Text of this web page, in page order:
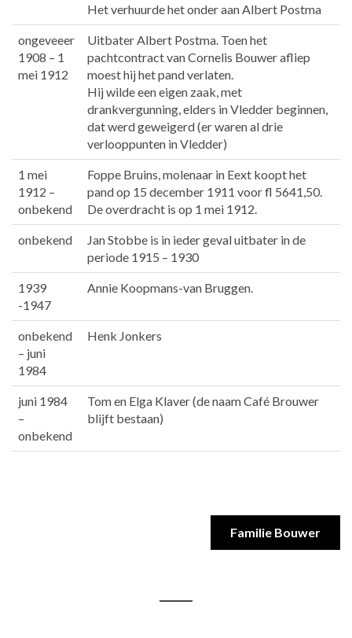
Het verhuurde het onder aan Albert Postma
ongeveeer
1908 – 1
mei 1912
Uitbater Albert Postma. Toen het
pachtcontract van Cornelis Bouwer afliep
moest hij het pand verlaten.
Hij wilde een eigen zaak, met
drankvergunning, elders in Vledder beginnen,
dat werd geweigerd (er waren al drie
verlooppunten in Vledder)
1 mei
1912 –
onbekend
Foppe Bruins, molenaar in Eext koopt het
pand op 15 december 1911 voor fl 5641,50.
De overdracht is op 1 mei 1912.
onbekend
Jan Stobbe is in ieder geval uitbater in de
periode 1915 – 1930
1939
-1947
Annie Koopmans-van Bruggen.
onbekend
– juni
1984
Henk Jonkers
juni 1984
–
onbekend
Tom en Elga Klaver (de naam Café Brouwer
blijft bestaan)
Familie Bouwer